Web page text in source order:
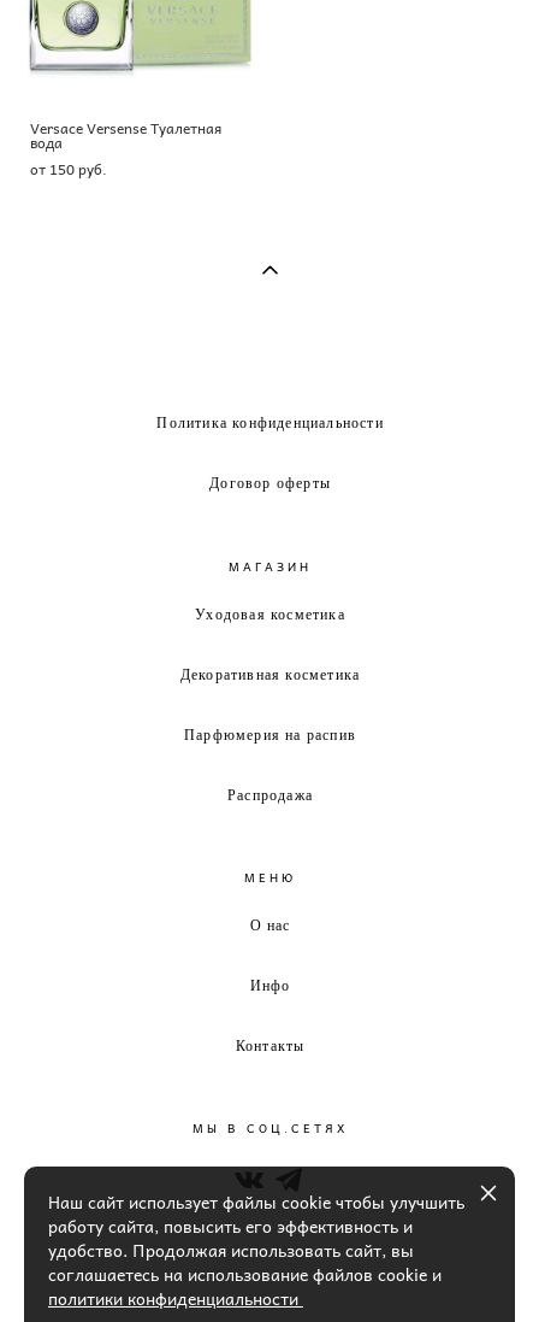
Versace Versense Туалетная
вода
от 150 pуб.
Политика конфиденциальности
Договор оферты
МАГАЗИН
Уходовая косметика
Декоративная косметика
Парфюмерия на распив
Распродажа
МЕНЮ
О нас
Инфо
Контакты
МЫ В СОЦ.СЕТЯХ
Наш сайт использует файлы cookie чтобы улучшить
работу сайта, повысить его эффективность и
удобство. Продолжая использовать сайт, вы
соглашаетесь на использование файлов cookie и
политики конфиденциальности